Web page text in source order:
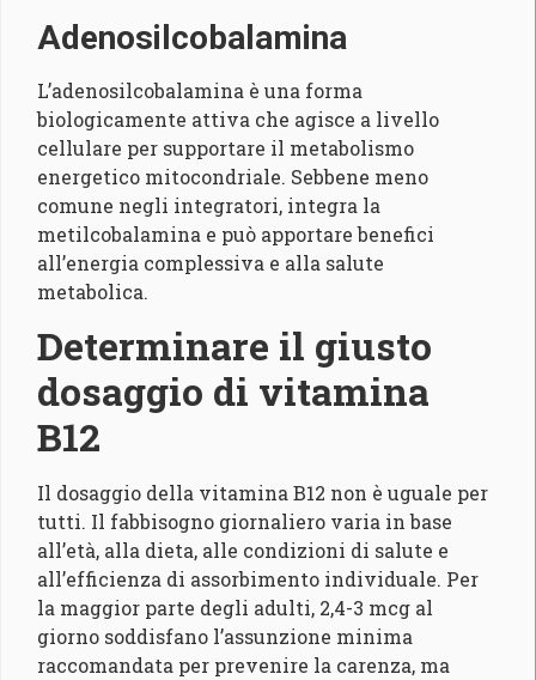
Adenosilcobalamina
L’adenosilcobalamina è una forma
biologicamente attiva che agisce a livello
cellulare per supportare il metabolismo
energetico mitocondriale. Sebbene meno
comune negli integratori, integra la
metilcobalamina e può apportare benefici
all’energia complessiva e alla salute
metabolica.
Determinare il giusto
dosaggio di vitamina
B12
Il dosaggio della vitamina B12 non è uguale per
tutti. Il fabbisogno giornaliero varia in base
all’età, alla dieta, alle condizioni di salute e
all’efficienza di assorbimento individuale. Per
la maggior parte degli adulti, 2,4-3 mcg al
giorno soddisfano l’assunzione minima
raccomandata per prevenire la carenza, ma